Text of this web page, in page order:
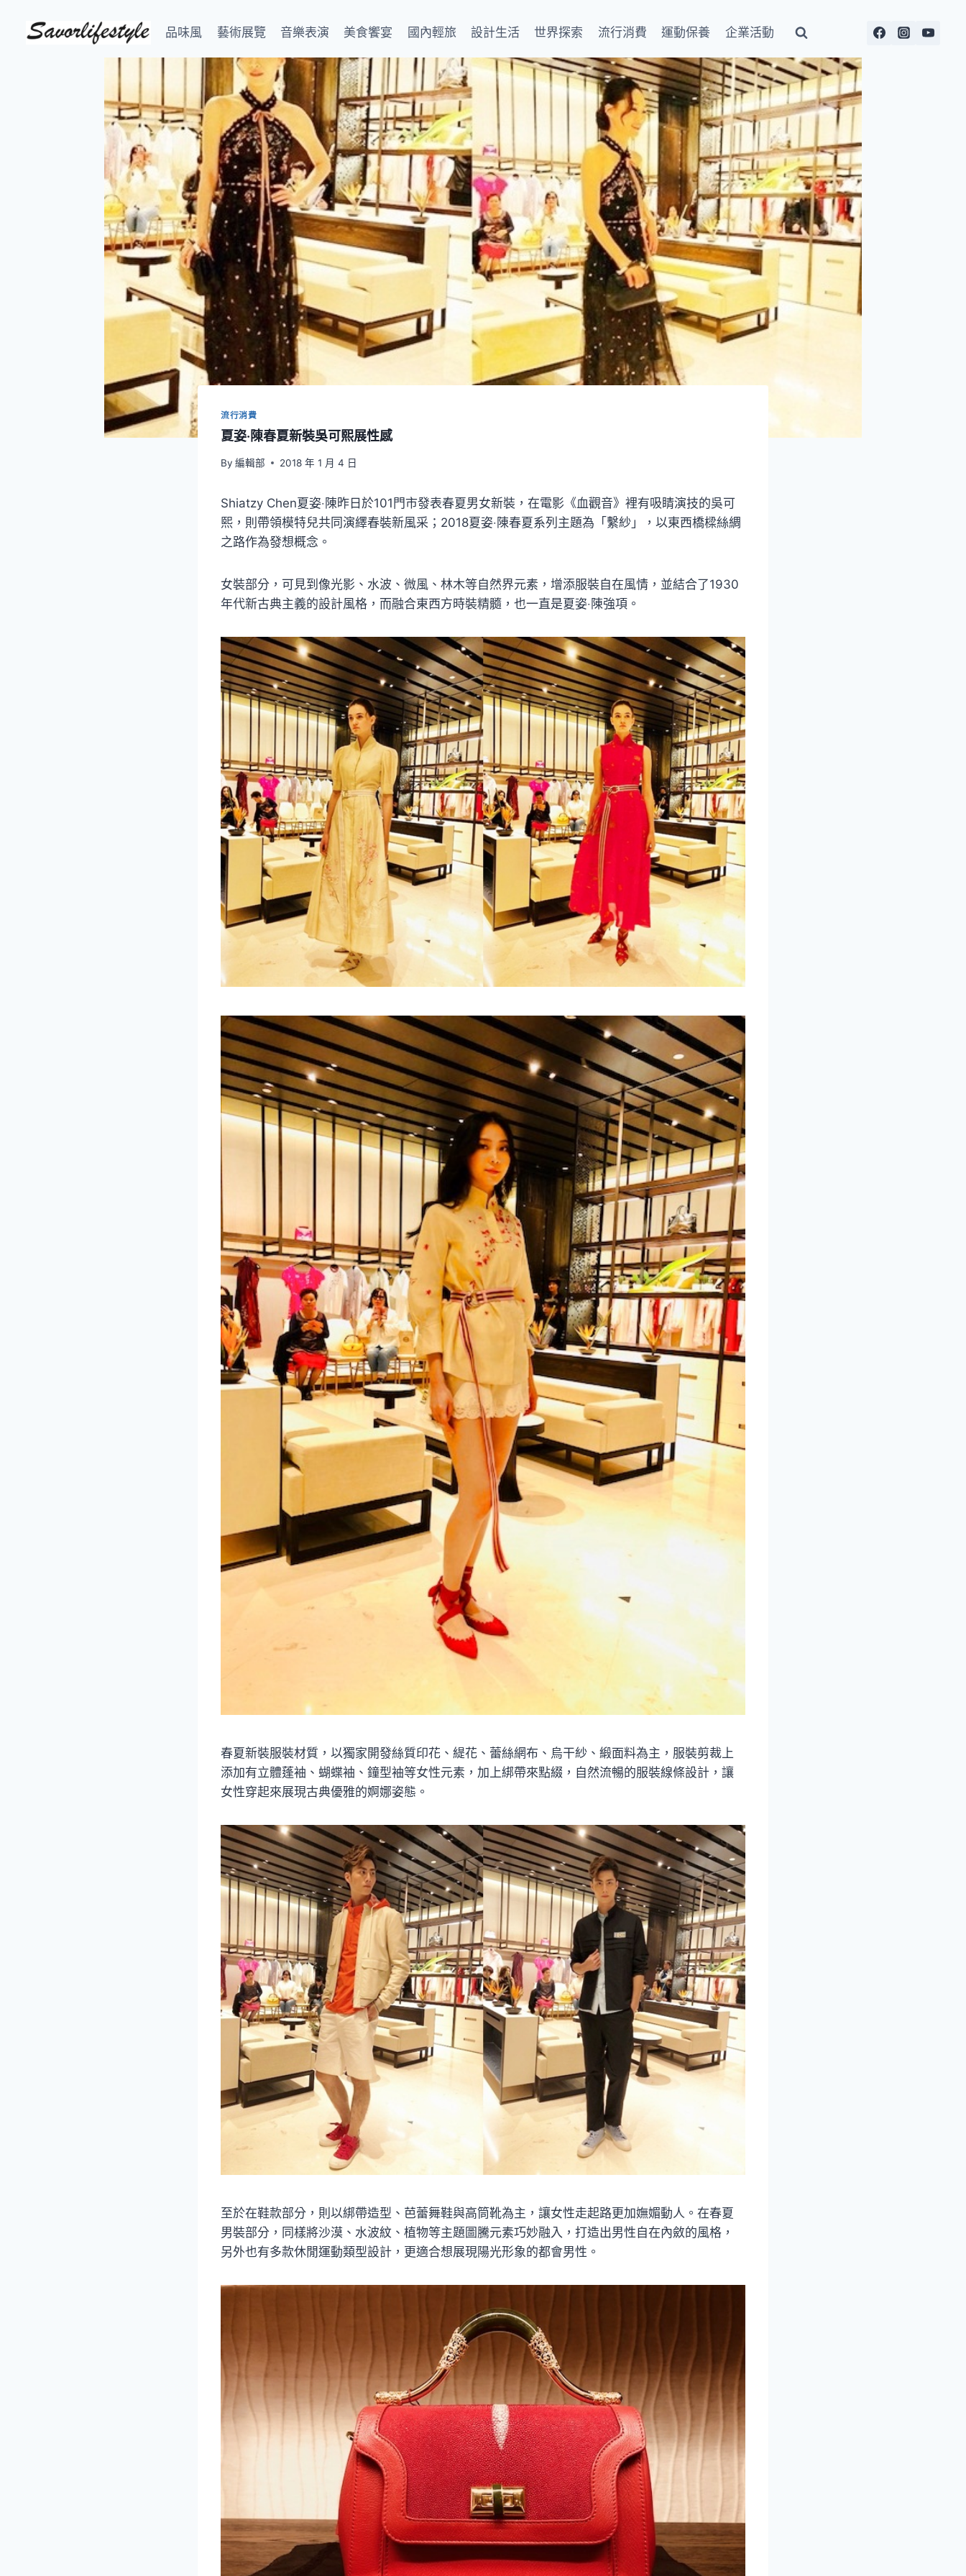
品味風 藝術展覽 音樂表演 美食饗宴 國內輕旅 設計生活 世界探索 流行消費 運動保養 企業活動
流行消費
夏姿‧陳春夏新裝吳可熙展性感
By 編輯部 2018 年 1 月 4 日
Shiatzy Chen夏姿‧陳昨日於101門市發表春夏男女新裝，在電影《血觀音》裡有吸睛演技的吳可
熙，則帶領模特兒共同演繹春裝新風采；2018夏姿‧陳春夏系列主題為「繫紗」，以東西橋樑絲綢
之路作為發想概念。
女裝部分，可見到像光影、水波、微風、林木等自然界元素，增添服裝自在風情，並結合了1930
年代新古典主義的設計風格，而融合東西方時裝精髓，也一直是夏姿‧陳強項。
春夏新裝服裝材質，以獨家開發絲質印花、緹花、蕾絲網布、烏干紗、緞面料為主，服裝剪裁上
添加有立體蓬袖、蝴蝶袖、鐘型袖等女性元素，加上綁帶來點綴，自然流暢的服裝線條設計，讓
女性穿起來展現古典優雅的婀娜姿態。
至於在鞋款部分，則以綁帶造型、芭蕾舞鞋與高筒靴為主，讓女性走起路更加嫵媚動人。在春夏
男裝部分，同樣將沙漠、水波紋、植物等主題圖騰元素巧妙融入，打造出男性自在內斂的風格，
另外也有多款休閒運動類型設計，更適合想展現陽光形象的都會男性。